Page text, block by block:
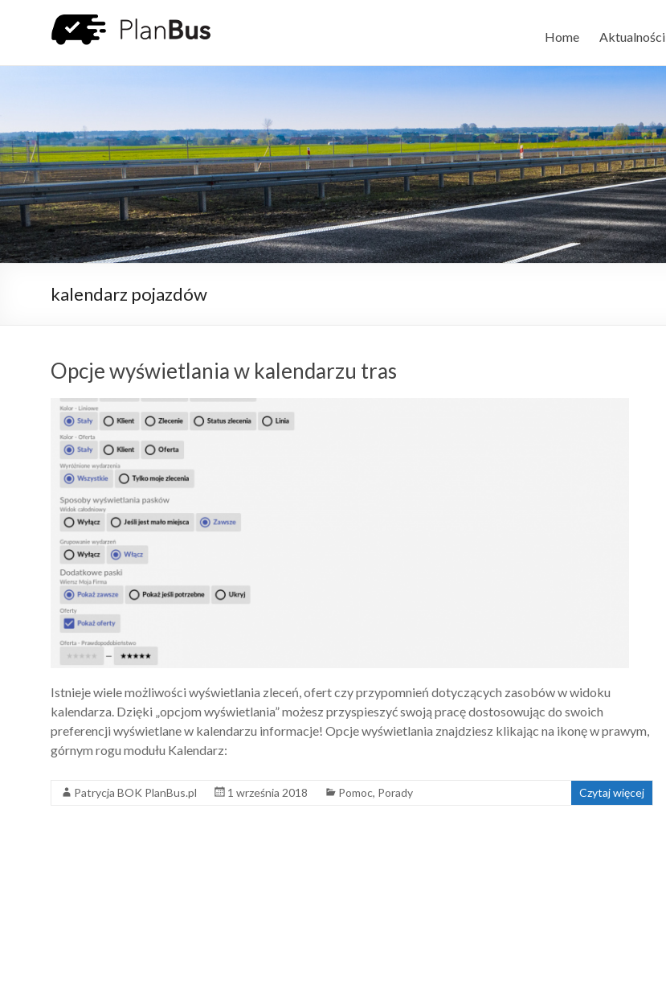
Home Aktualności
kalendarz pojazdów
Opcje wyświetlania w kalendarzu tras
Istnieje wiele możliwości wyświetlania zleceń, ofert czy przypomnień dotyczących zasobów w widoku
kalendarza. Dzięki „opcjom wyświetlania” możesz przyspieszyć swoją pracę dostosowując do swoich
preferencji wyświetlane w kalendarzu informacje! Opcje wyświetlania znajdziesz klikając na ikonę w prawym,
górnym rogu modułu Kalendarz:
Patrycja BOK PlanBus.pl 1 września 2018 Pomoc, Porady Czytaj więcej